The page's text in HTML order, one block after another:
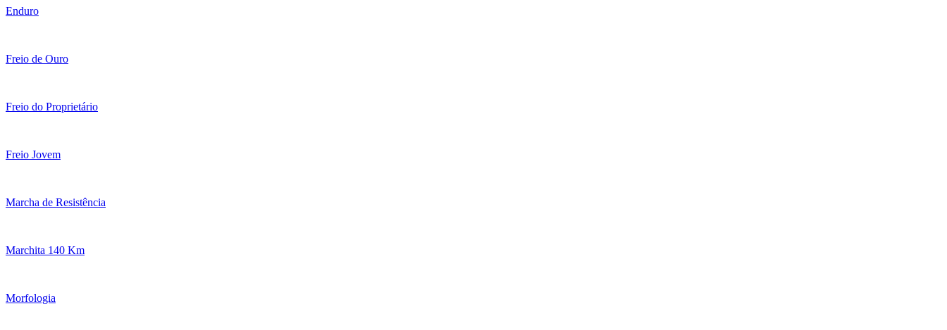
Enduro
Freio de Ouro
Freio do Proprietário
Freio Jovem
Marcha de Resistência
Marchita 140 Km
Morfologia